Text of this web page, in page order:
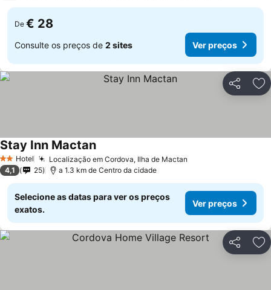
De € 28
Consulte os preços de 2 sites Ver preços
Partilhar
2 Estrelas
Hotel Localização em Cordova, Ilha de Mactan
Stay Inn MactanVer preços
4,1 25 a 1.3 km de Centro da cidade
Selecione as datas para ver os preços
exatos.
Ver preços
Partilhar